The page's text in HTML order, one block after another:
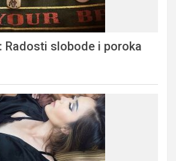
Radosti slobode i poroka